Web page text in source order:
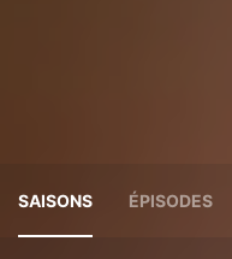
SAISONS ÉPISODES